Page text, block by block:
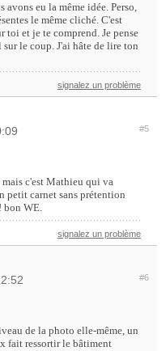
avons eu la même idée. Perso,
le même cliché. C'est
toi et je te comprend. Je pense
le coup. J'ai hâte de lire ton
signalez un problème
#5
c'est Mathieu qui va
petit carnet sans prétention
bon WE.
signalez un problème
#6
de la photo elle-même, un
fait ressortir le bâtiment